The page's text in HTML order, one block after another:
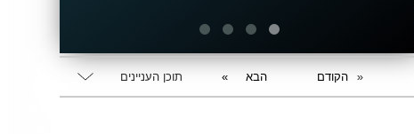
הבא הקודם תוכן העניינים